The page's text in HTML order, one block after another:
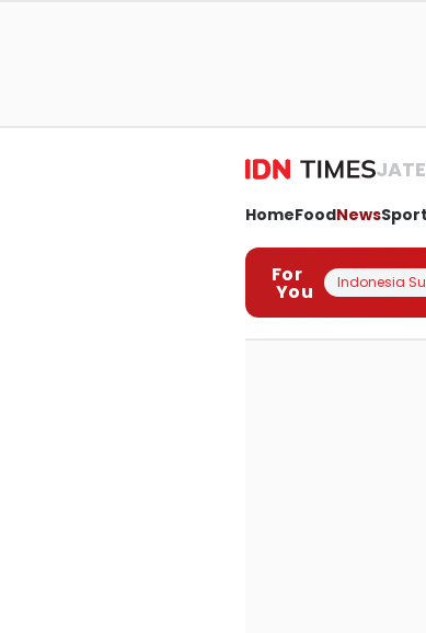
HomeFoodNewsSport
For
You Indonesia